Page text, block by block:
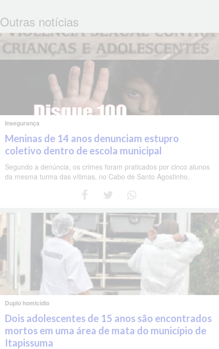
Outras notícias
Insegurança
Meninas de 14 anos denunciam estupro
coletivo dentro de escola municipal
Segundo a denúncia, os crimes foram praticados por cinco alunos
da mesma turma das vítimas, no Cabo de Santo Agostinho.
Duplo homicídio
Dois adolescentes de 15 anos são encontrados
mortos em uma área de mata do município de
Itapissuma